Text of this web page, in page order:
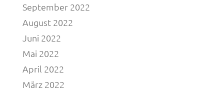
September 2022
August 2022
Juni 2022
Mai 2022
April 2022
März 2022